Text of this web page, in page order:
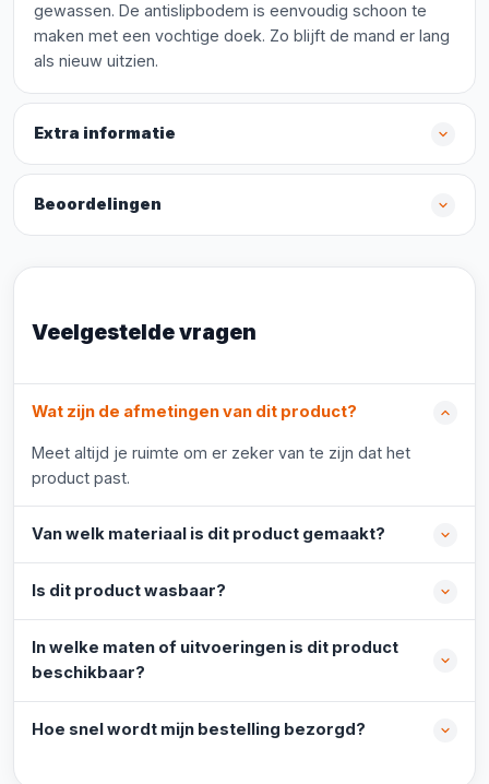
gewassen. De antislipbodem is eenvoudig schoon te
maken met een vochtige doek. Zo blijft de mand er lang
als nieuw uitzien.
Extra informatie
Beoordelingen
Veelgestelde vragen
Wat zijn de afmetingen van dit product?
Meet altijd je ruimte om er zeker van te zijn dat het
product past.
Van welk materiaal is dit product gemaakt?
Is dit product wasbaar?
In welke maten of uitvoeringen is dit product
beschikbaar?
Hoe snel wordt mijn bestelling bezorgd?